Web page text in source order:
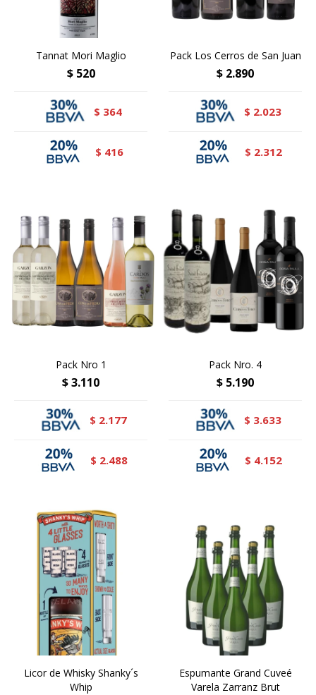
Tannat Mori Maglio
$ 520
$ 364
$ 416
Pack Los Cerros de San Juan
$ 2.890
$ 2.023
$ 2.312
Pack Nro 1
$3.110
$ 2.177
$ 2.488
Pack Nro. 4
$ 5.190
$ 3.633
$ 4.152
Licor de Whisky Shanky´s
Whip
Espumante Grand Cuveé
Varela Zarranz Brut